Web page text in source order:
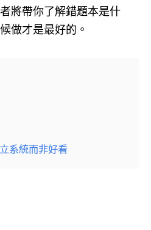
將帶你了解錯題本是什
做才是最好的。
系統而非好看